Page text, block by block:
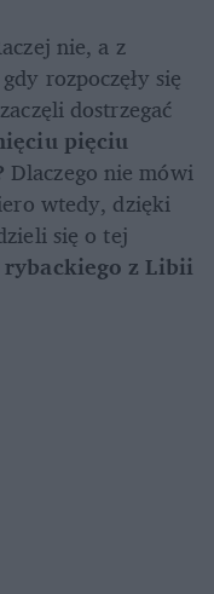
nie, a z
rozpoczęły się
dostrzegać
pięciu
Dlaczego nie mówi
wtedy, dzięki
się o tej
z Libii